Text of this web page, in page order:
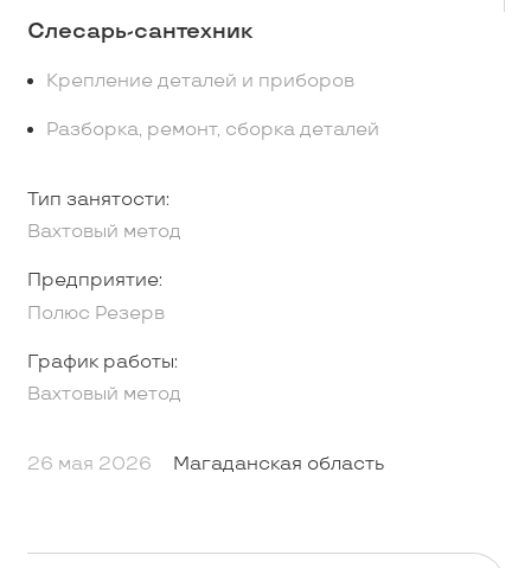
Слесарь-сантехник
Крепление деталей и приборов
Разборка, ремонт, сборка деталей
Тип занятости:
Вахтовый метод
Предприятие:
Полюс Резерв
График работы:
Вахтовый метод
26 мая 2026 Магаданская область